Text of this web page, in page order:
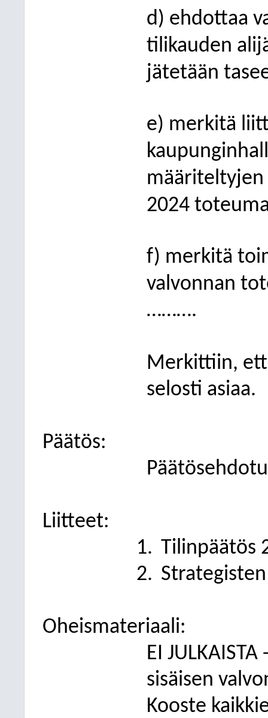
d) ehdottaa
tilikauden
jätetään
e) merkitä
2024
f) merkitä
valvonnan
……….
Merkittiin,
selosti asiaa.
Päätös:
Liitteet:
Tilinpäätös
Oheismateriaali:
EI
sisäisen
Kooste